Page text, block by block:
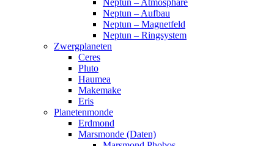
Neptun – Aufbau
Neptun – Magnetfeld
Neptun – Ringsystem
Zwergplaneten
Ceres
Pluto
Haumea
Makemake
Eris
Planetenmonde
Erdmond
Marsmonde (Daten)